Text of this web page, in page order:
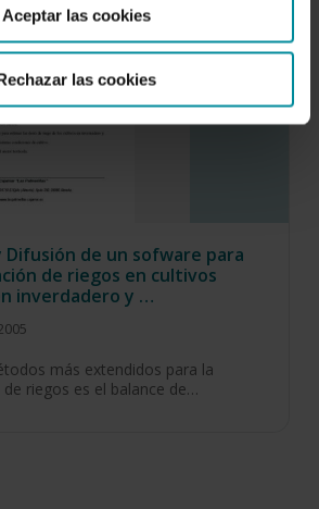
Aceptar las cookies
las cookies
Difusión de un sofware para
de riegos en cultivos
inverdadero y …
más extendidos para la
riegos es el balance de…